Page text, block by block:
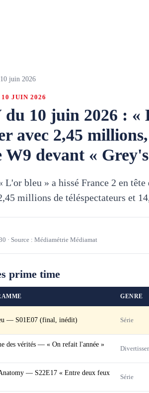
juin 2026
JUIN 2026
du 10 juin 2026 : «
avec 2,45
W9 devant «
L'or bleu » a hissé France 2 en
millions de téléspectateurs et
· Source : Médiamétrie Médiamat
prime time
GENRE
— S01E07 (final, inédit) Série
des vérités — « On refait l'année »
— S22E17 « Entre deux feux
Série